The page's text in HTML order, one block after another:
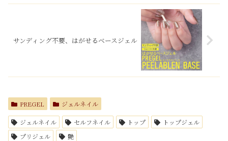
サンディング不要、はがせるベースジェル
PREGEL ジェルネイル
ジェルネイル セルフネイル トップ
トップジェル
プリジェル
艶